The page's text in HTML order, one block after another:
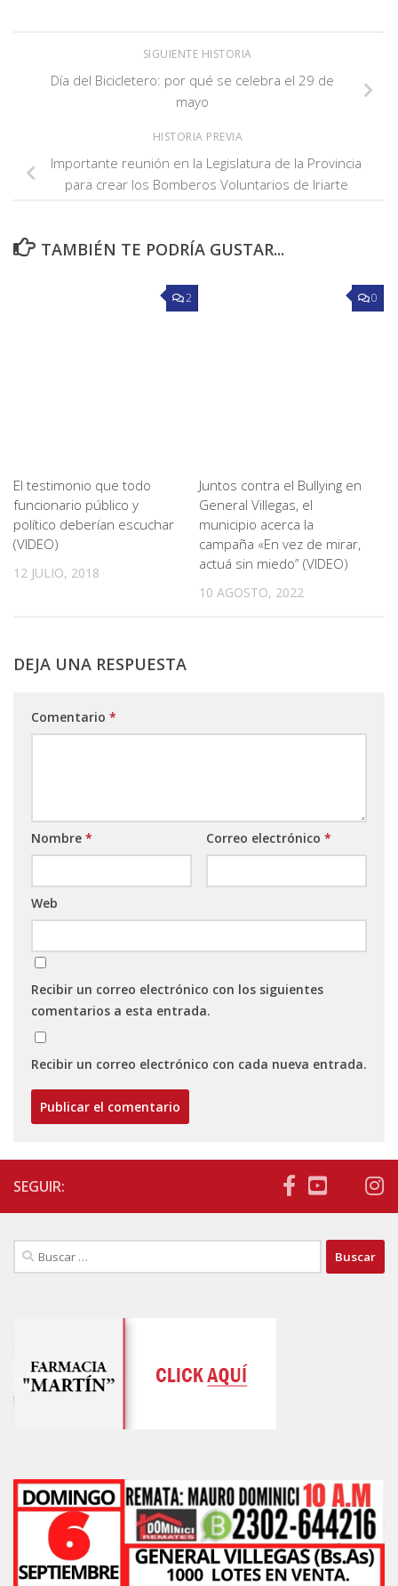
SIGUIENTE HISTORIA
Día del Bicicletero: por qué se celebra el 29 de
mayo
HISTORIA PREVIA
Importante reunión en la Legislatura de la Provincia
para crear los Bomberos Voluntarios de Iriarte
TAMBIÉN TE PODRÍA GUSTAR...
2
El testimonio que todo
funcionario público y
político deberían escuchar
(VIDEO)
12 JULIO, 2018
0
Juntos contra el Bullying en
General Villegas, el
municipio acerca la
campaña «En vez de mirar,
actuá sin miedo” (VIDEO)
10 AGOSTO, 2022
DEJA UNA RESPUESTA
Comentario *
Nombre * Correo electrónico *
Web
Recibir un correo electrónico con los siguientes
comentarios a esta entrada.
Recibir un correo electrónico con cada nueva entrada.
SEGUIR:
Buscar: